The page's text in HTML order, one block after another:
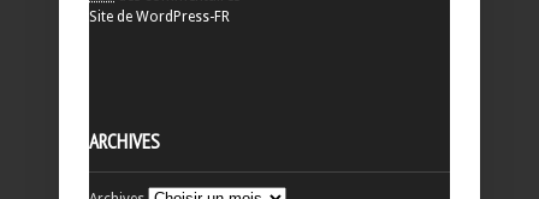
Site de WordPress-FR
ARCHIVES